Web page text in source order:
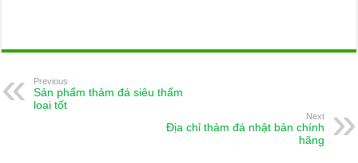
Previous
Sản phẩm thảm đá siêu thấm
loại tốt
Next
Địa chỉ thảm đá nhật bản chính
hãng